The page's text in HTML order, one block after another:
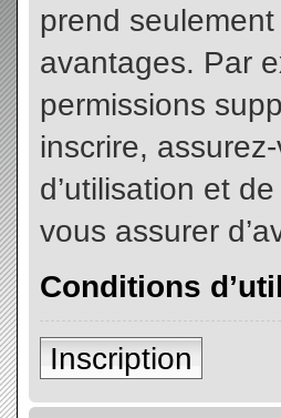
prend
avantages. Par
permissions
inscrire,
d’utilisation et
vous assurer
Conditions
Inscription